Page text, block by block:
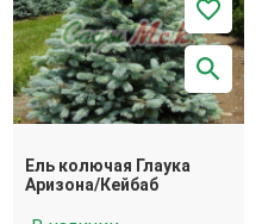
Ель колючая Глаука
Аризона/Кейбаб